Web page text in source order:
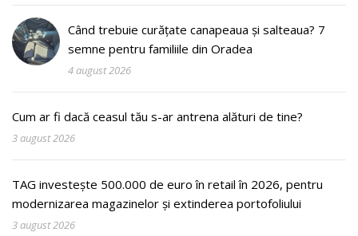
Când trebuie curățate canapeaua și salteaua? 7
semne pentru familiile din Oradea
4 august 2026
Cum ar fi dacă ceasul tău s-ar antrena alături de tine?
3 august 2026
TAG investește 500.000 de euro în retail în 2026, pentru
modernizarea magazinelor și extinderea portofoliului
3 august 2026